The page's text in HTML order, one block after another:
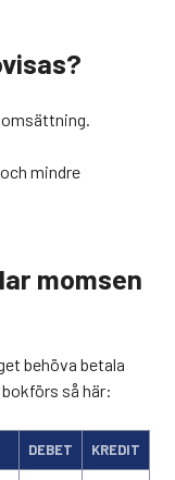
omsättning.
mindre
momsen
behöva betala
bokförs så här:
DEBET KREDIT